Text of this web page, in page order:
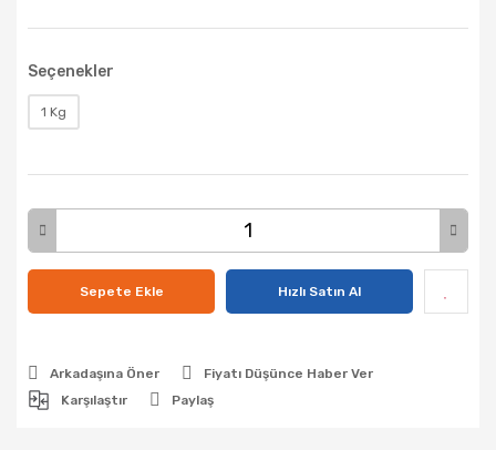
Seçenekler
1 Kg
Sepete Ekle Hızlı Satın Al
Arkadaşına Öner
Fiyatı Düşünce Haber Ver
Karşılaştır
Paylaş